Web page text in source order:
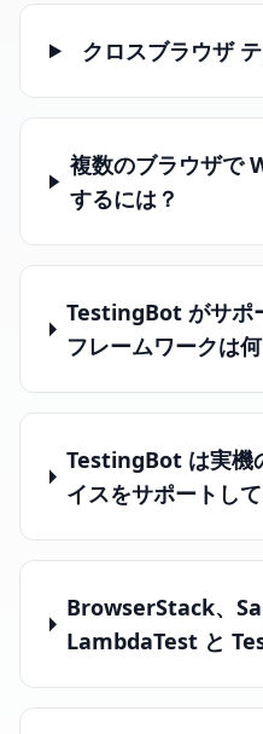
クロスブラウザ
複数のブラウザで
するには？
TestingBot がサポ
フレームワークは
TestingBot は実機
イスをサポートし
BrowserStack、
LambdaTest と